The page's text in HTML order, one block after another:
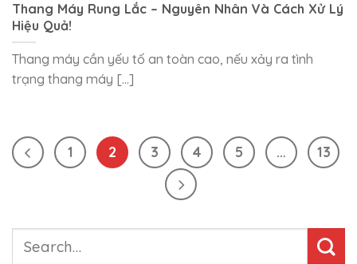
Thang Máy Rung Lắc – Nguyên Nhân Và Cách Xử Lý
Hiệu Quả!
Thang máy cần yếu tố an toàn cao, nếu xảy ra tình
trạng thang máy [...]
1 2 3 4 5 … 13